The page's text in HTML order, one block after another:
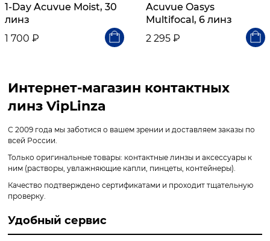
1-Day Acuvue Moist, 30
линз
1 700 ₽
Acuvue Oasys
Multifocal, 6 линз
2 295 ₽
Интернет-магазин контактных
линз VipLinza
С 2009 года мы заботися о вашем зрении и доставляем заказы по
всей России.
Только оригинальные товары: контактные линзы и аксессуары к
ним (растворы, увлажняющие капли, пинцеты, контейнеры).
Качество подтверждено сертификатами и проходит тщательную
проверку.
Удобный сервис